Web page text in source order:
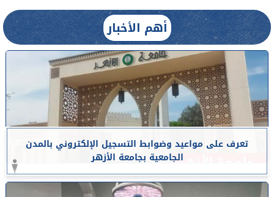
أهم الأخبار
تعرف على مواعيد وضوابط التسجيل الإلكتروني بالمدن
الجامعية بجامعة الأزهر